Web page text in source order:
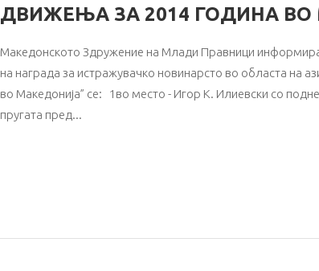
ДВИЖЕЊА ЗА 2014 ГОДИНА ВО
Македонското Здружение на Млади Правници
на награда за истражувачко новинарсто во областа на
во Македонија” се: 1во место - Игор К. Илиевски со
пругата пред